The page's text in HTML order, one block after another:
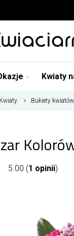
Kwiaty
Kwiaty Bukiety kwiatów
5.00 (1 opinii)